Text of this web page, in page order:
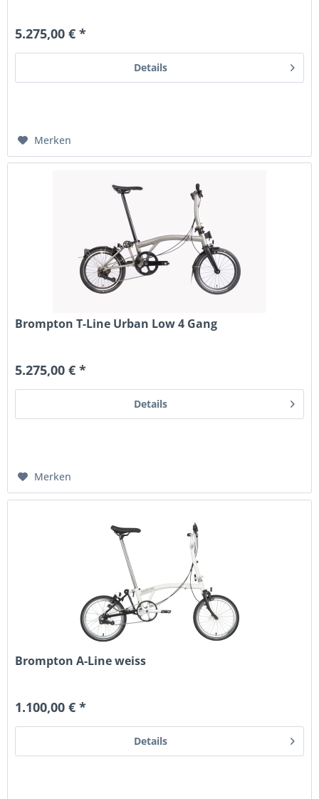
5.275,00 € *
Details
Merken
Brompton T-Line Urban Low 4 Gang
5.275,00 € *
Details
Merken
Brompton A-Line weiss
1.100,00 € *
Details